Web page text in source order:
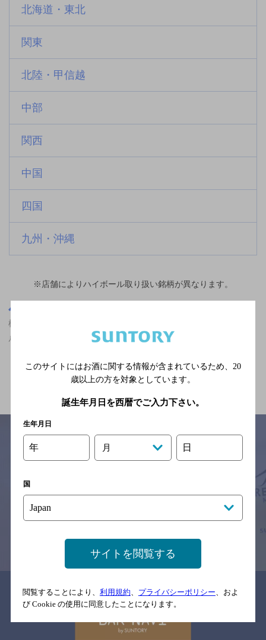
北海道・東北
関東
北陸・甲信越
中部
関西
中国
四国
九州・沖縄
※店舗によりハイボール取り扱い銘柄が異なります。
横川一丁目駅(広島県)周辺500m,ザ・プレミアム・モルツ香るエー
ルが飲める,オシャレなフンイキのお店
関連ページ
※それぞれのお店のメニューや営業時間などの掲載情報については、
予告なしに変更されることがありますので、
念のためお店にご確認の上ご来店くださいますようお願い申し上げま
情報提供：ぐるなび
関連リンク
このサイトにはお酒に関する情報が含まれているため、 20
歳以上の方を対象としています。
誕生年月日を西暦でご入力下さい。
生年月日
年 月 日
国
サイトを閲覧する
閲覧することにより、 利用規約、 プライバシーポリシー、およ
び Cookie の使用に同意したことになります。